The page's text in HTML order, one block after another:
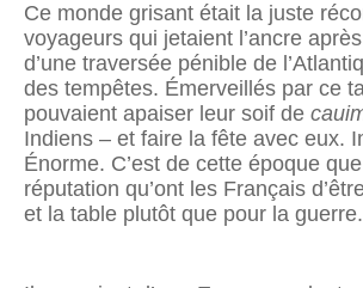
Ce monde grisant était la juste
voyageurs qui jetaient l’ancre
d’une traversée pénible de
des tempêtes. Émerveillés par ce
pouvaient apaiser leur soif de
Indiens – et faire la fête avec eux.
Énorme. C’est de cette époque
réputation qu’ont les Français
et la table plutôt que pour la guerre.